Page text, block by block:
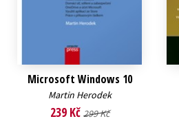
Microsoft Windows 10
Martin Herodek
239 Kč 299 Kč